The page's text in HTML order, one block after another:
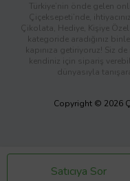
Satıcıya Sor
Türkiye’nin önde gelen
Çiçeksepeti’nde,
Çikolata, Hediye, Kişiye
kategoride aradığınız
kapınıza getiriyoruz! Siz
kendiniz için sipariş
dünyasıyla
Copyright © 2026